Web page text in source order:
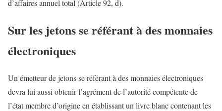
d’affaires annuel total (Article 92, d).
Sur les jetons se référant à des monnaies
électroniques
Un émetteur de jetons se référant à des monnaies électroniques
devra lui aussi obtenir l’agrément de l’autorité compétente de
l’état membre d’origine en établissant un livre blanc contenant les